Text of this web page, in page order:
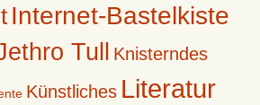
Internet-Bastelkiste
Tull Knisterndes
Künstliches Literatur